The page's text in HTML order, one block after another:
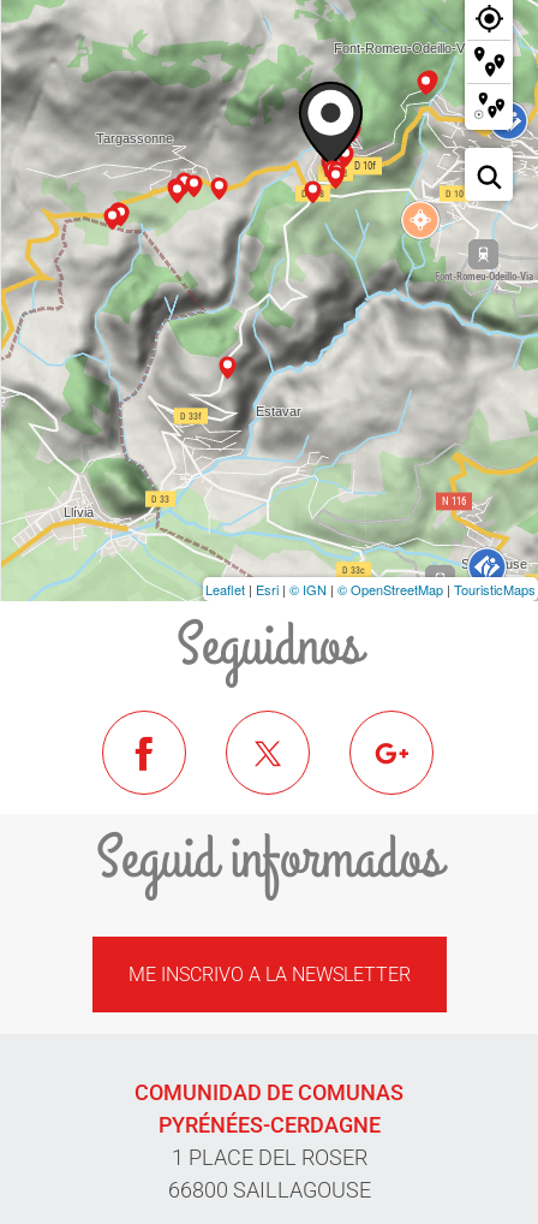
Leaflet | Esri | © IGN | © OpenStreetMap | TouristicMaps
Seguidnos
Seguid informados
ME INSCRIVO A LA NEWSLETTER
COMUNIDAD DE COMUNAS
PYRÉNÉES-CERDAGNE
1 PLACE DEL ROSER
66800 SAILLAGOUSE